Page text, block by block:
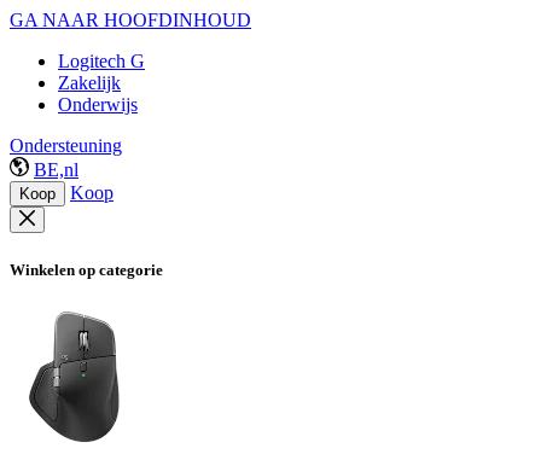
GA NAAR HOOFDINHOUD
Logitech G
Zakelijk
Onderwijs
Ondersteuning
BE,nl
Koop Koop
Winkelen op categorie